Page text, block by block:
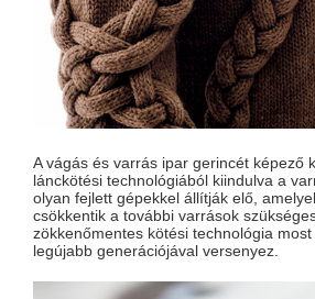
A vágás és varrás ipar gerincét képező
lánckötési technológiából kiindulva a
olyan fejlett gépekkel állítják elő,
csökkentik a további varrások
zökkenőmentes kötési technológia
legújabb generációjával versenyez.